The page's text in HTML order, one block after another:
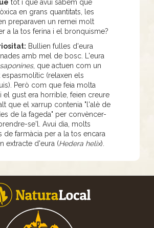
tot i que avui sabem que
en grans quantitats, les
preparaven un remei molt
a la tos ferina i el bronquisme?
Bullien fulles d'eura
amb mel de bosc. L'eura
saponines, que actuen com un
espasmolític (relaxen els
Però com que feia molta
el gust era horrible, feien creure
que el xarrup contenia "l'alè de
de la fageda" per convèncer-
se'l. Avui dia, molts
de farmàcia per a la tos encara
extracte d'eura (Hedera helix).